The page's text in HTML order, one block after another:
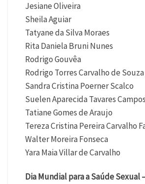
Jesiane Oliveira
Sheila Aguiar
Tatyane da Silva Moraes
Rita Daniela Bruni Nunes
Rodrigo Gouvêa
Rodrigo Torres Carvalho de Souza
Sandra Cristina Poerner Scalco
Suelen Aparecida Tavares Campos
Tatiane Gomes de Araujo
Tereza Cristina Pereira Carvalho
Walter Moreira Fonseca
Yara Maia Villar de Carvalho
Dia Mundial para a Saúde Sexual